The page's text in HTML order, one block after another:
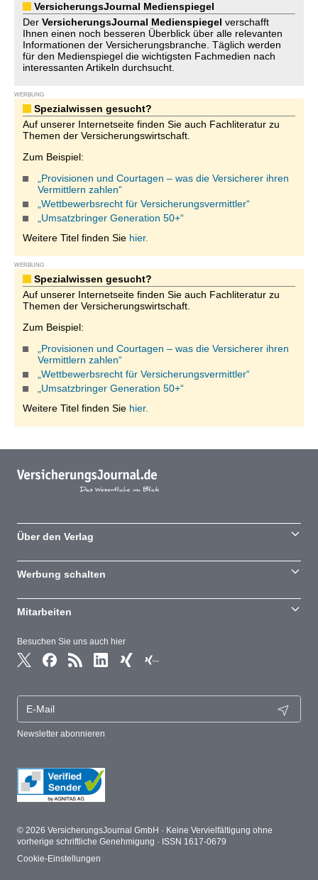
VersicherungsJournal Medienspiegel
Der VersicherungsJournal Medienspiegel verschafft
Ihnen einen noch besseren Überblick über alle relevanten
Informationen der Versicherungsbranche. Täglich werden
für den Medienspiegel die wichtigsten Fachmedien nach
interessanten Artikeln durchsucht.
WERBUNG
Spezialwissen gesucht?
Auf unserer Internetseite finden Sie auch Fachliteratur zu
Themen der Versicherungswirtschaft.
Zum Beispiel:
„Provisionen und Courtagen – was die Versicherer ihren
Vermittlern zahlen“
„Wettbewerbsrecht für Versicherungsvermittler“
„Umsatzbringer Generation 50+“
Weitere Titel finden Sie hier.
WERBUNG
Spezialwissen gesucht?
Auf unserer Internetseite finden Sie auch Fachliteratur zu
Themen der Versicherungswirtschaft.
Zum Beispiel:
„Provisionen und Courtagen – was die Versicherer ihren
Vermittlern zahlen“
„Wettbewerbsrecht für Versicherungsvermittler“
„Umsatzbringer Generation 50+“
Weitere Titel finden Sie hier.
Besuchen Sie uns auch hier
Newsletter abonnieren
Über den Verlag
Werbung schalten
Mitarbeiten
© 2026 VersicherungsJournal GmbH · Keine Vervielfältigung ohne
vorherige schriftliche Genehmigung · ISSN 1617-0679
Cookie-Einstellungen